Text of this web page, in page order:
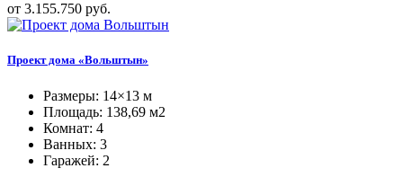
от 3.155.750 руб.
Проект дома «Вольштын»
Размеры: 14×13 м
Площадь: 138,69 м2
Комнат: 4
Ванных: 3
Гаражей: 2